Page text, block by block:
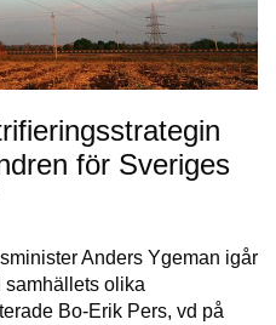
för Sveriges
Anders Ygeman igår
samhällets olika
Bo-Erik Pers, vd på